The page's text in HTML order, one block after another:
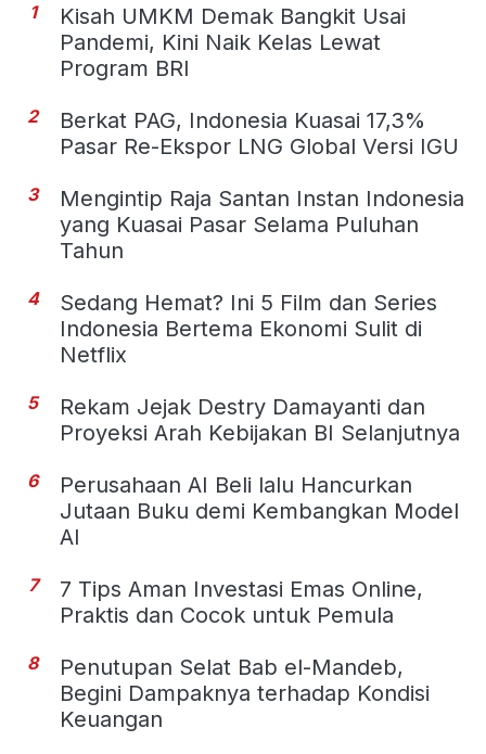
1
Kisah UMKM Demak Bangkit Usai
Pandemi, Kini Naik Kelas Lewat
Program BRI
2
Berkat PAG, Indonesia Kuasai 17,3%
Pasar Re-Ekspor LNG Global Versi IGU
3
Mengintip Raja Santan Instan Indonesia
yang Kuasai Pasar Selama Puluhan
Tahun
4
Sedang Hemat? Ini 5 Film dan Series
Indonesia Bertema Ekonomi Sulit di
Netflix
5
Rekam Jejak Destry Damayanti dan
Proyeksi Arah Kebijakan BI Selanjutnya
6
Perusahaan AI Beli lalu Hancurkan
Jutaan Buku demi Kembangkan Model
AI
7
7 Tips Aman Investasi Emas Online,
Praktis dan Cocok untuk Pemula
8
Penutupan Selat Bab el-Mandeb,
Begini Dampaknya terhadap Kondisi
Keuangan